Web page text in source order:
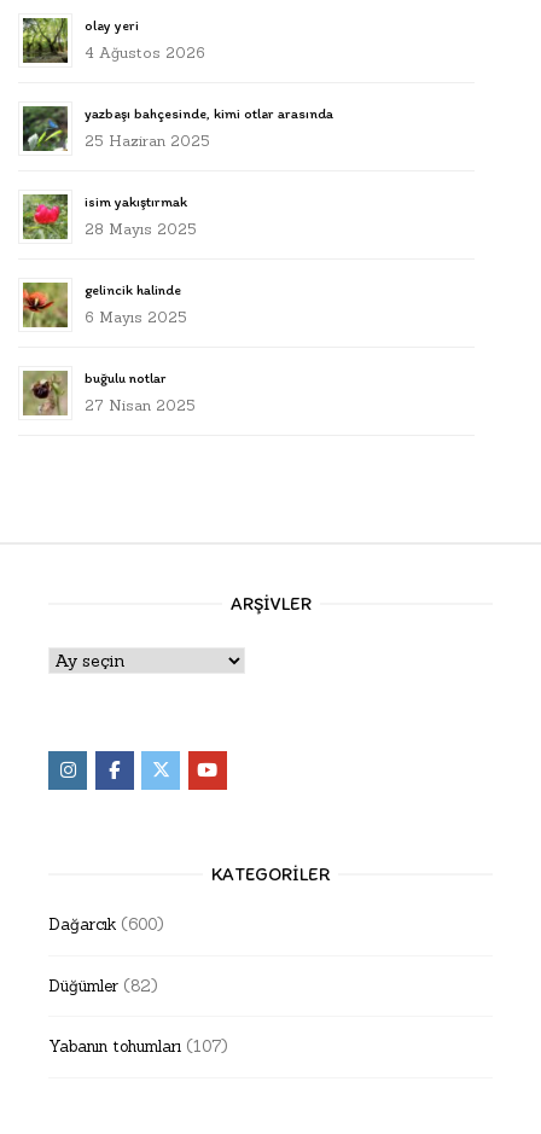
olay yeri
4 Ağustos 2026
yazbaşı bahçesinde, kimi otlar arasında
25 Haziran 2025
isim yakıştırmak
28 Mayıs 2025
gelincik halinde
6 Mayıs 2025
buğulu notlar
27 Nisan 2025
ARŞIVLER
Arşivler
KATEGORILER
Dağarcık (600)
Düğümler (82)
Yabanın tohumları (107)